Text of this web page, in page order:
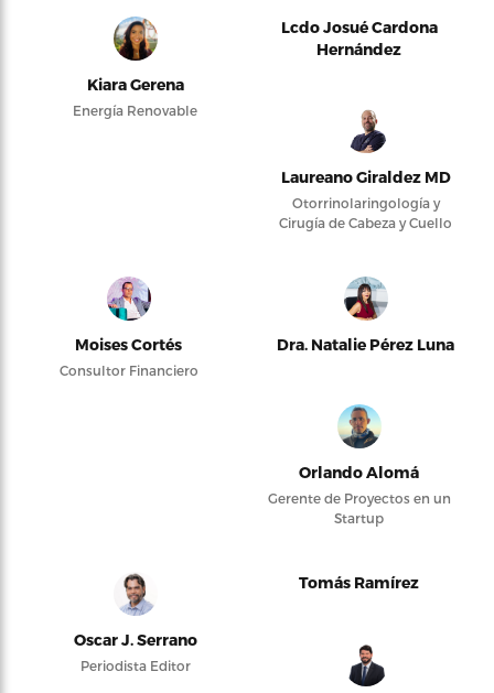
Kiara Gerena
Energía Renovable
Lcdo Josué Cardona
Hernández
Laureano Giraldez MD
Otorrinolaringología y
Cirugía de Cabeza y Cuello
Moises Cortés
Consultor Financiero
Dra. Natalie Pérez Luna
Orlando Alomá
Gerente de Proyectos en un
Startup
Oscar J. Serrano
Periodista Editor
Tomás Ramírez